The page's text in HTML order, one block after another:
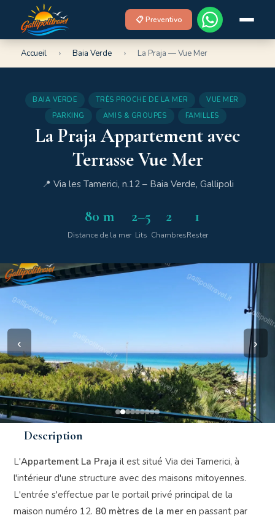
📋 Preventivo
Accueil › Baia Verde › La Praja — Vue Mer
BAIA VERDE TRÈS PROCHE DE LA MER
VUE MER
PARKING
AMIS & GROUPES FAMILLES
La Praja Appartement avec
Terrasse Vue Mer
📍 Via les Tamerici, n.12 – Baia Verde, Gallipoli
80 m
Distance de la mer
2–5
Lits
2
Chambres
1
Rester
‹ ›
Description
L'Appartement La Praja il est situé Via dei Tamerici, à
l'intérieur d'une structure avec des maisons mitoyennes.
L'entrée s'effectue par le portail privé principal de la
maison numéro 12. 80 mètres de la mer en passant par